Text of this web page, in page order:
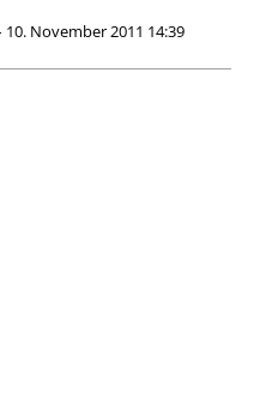
November 2011 14:39